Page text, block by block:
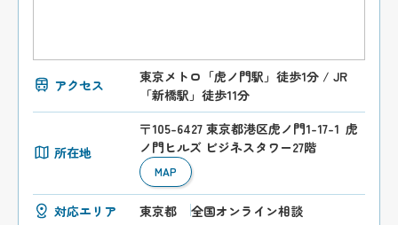
アクセス
東京メトロ「虎ノ門駅」徒歩1分 / JR
「新橋駅」徒歩11分
所在地
〒105-6427 東京都港区虎ノ門1-17-1 虎
ノ門ヒルズ ビジネスタワー27階
MAP
対応エリア 東京都 全国オンライン相談